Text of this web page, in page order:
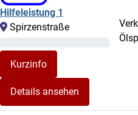
Hilfeleistung 1
Spirzenstraße
Details ansehen